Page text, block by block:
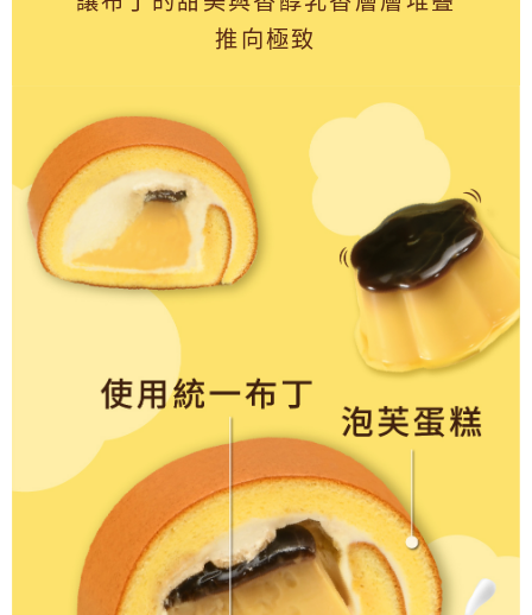
推向極致